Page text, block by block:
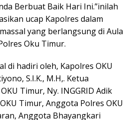
Berbuat Baik Hari Ini.”inilah
ucap Kapolres dalam
yang berlangsung di Aula
Oku Timur.
di hadiri oleh, Kapolres OKU
S.I.K., M.H,. Ketua
Timur, Ny. INGGRID Adik
Timur, Anggota Polres OKU
Anggota Bhayangkari